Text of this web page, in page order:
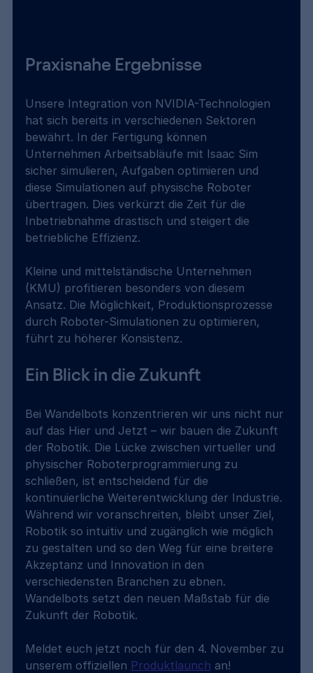
Praxisnahe Ergebnisse
Unsere Integration von NVIDIA-Technologien
hat sich bereits in verschiedenen Sektoren
bewährt. In der Fertigung können
Unternehmen Arbeitsabläufe mit Isaac Sim
sicher simulieren, Aufgaben optimieren und
diese Simulationen auf physische Roboter
übertragen. Dies verkürzt die Zeit für die
Inbetriebnahme drastisch und steigert die
betriebliche Effizienz.
Kleine und mittelständische Unternehmen
(KMU) profitieren besonders von diesem
Ansatz. Die Möglichkeit, Produktionsprozesse
durch Roboter-Simulationen zu optimieren,
führt zu höherer Konsistenz.
Ein Blick in die Zukunft
Bei Wandelbots konzentrieren wir uns nicht nur
auf das Hier und Jetzt – wir bauen die Zukunft
der Robotik. Die Lücke zwischen virtueller und
physischer Roboterprogrammierung zu
schließen, ist entscheidend für die
kontinuierliche Weiterentwicklung der Industrie.
Während wir voranschreiten, bleibt unser Ziel,
Robotik so intuitiv und zugänglich wie möglich
zu gestalten und so den Weg für eine breitere
Akzeptanz und Innovation in den
verschiedensten Branchen zu ebnen.
Wandelbots setzt den neuen Maßstab für die
Zukunft der Robotik.
Meldet euch jetzt noch für den 4. November zu
unserem offiziellen Produktlaunch an!